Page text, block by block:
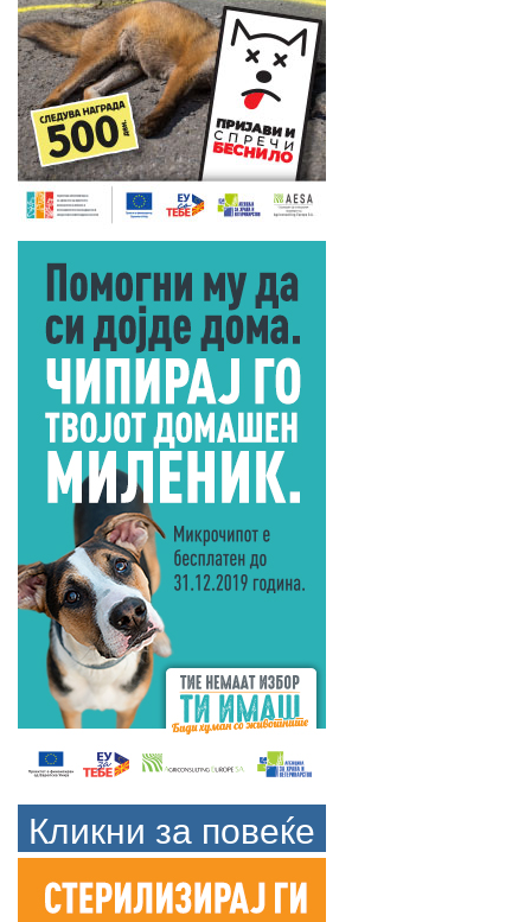
Кликни за повеќе